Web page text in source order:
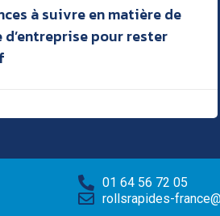
à suivre en matière de
pour rester
01 64 56 72 05
rollsrapides-